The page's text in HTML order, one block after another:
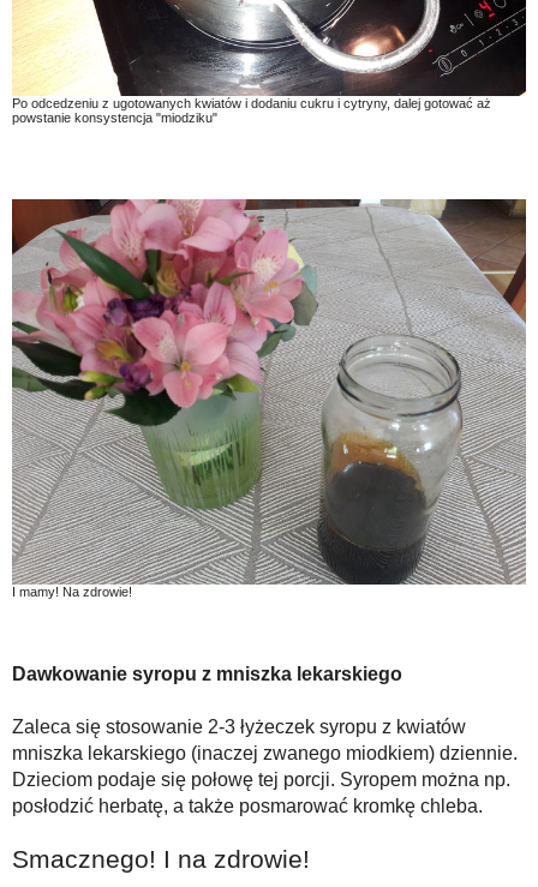
Po odcedzeniu z ugotowanych kwiatów i dodaniu cukru i cytryny, dalej gotować aż
powstanie konsystencja "miodziku"
I mamy! Na zdrowie!
Dawkowanie syropu z mniszka lekarskiego
Zaleca się stosowanie 2-3 łyżeczek syropu z kwiatów
mniszka lekarskiego (inaczej zwanego miodkiem) dziennie.
Dzieciom podaje się połowę tej porcji. Syropem można np.
posłodzić herbatę, a także posmarować kromkę chleba.
Smacznego! I na zdrowie!